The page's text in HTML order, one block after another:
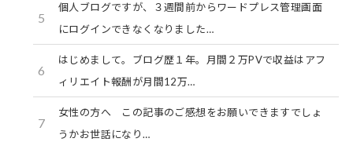
5
個人ブログですが、３週間前からワードプレス管理画面
にログインできなくなりました…
6
はじめまして。ブログ歴１年。月間２万PVで収益はアフ
ィリエイト報酬が月間12万…
7
女性の方へ この記事のご感想をお願いできますでしょ
うかお世話になり…